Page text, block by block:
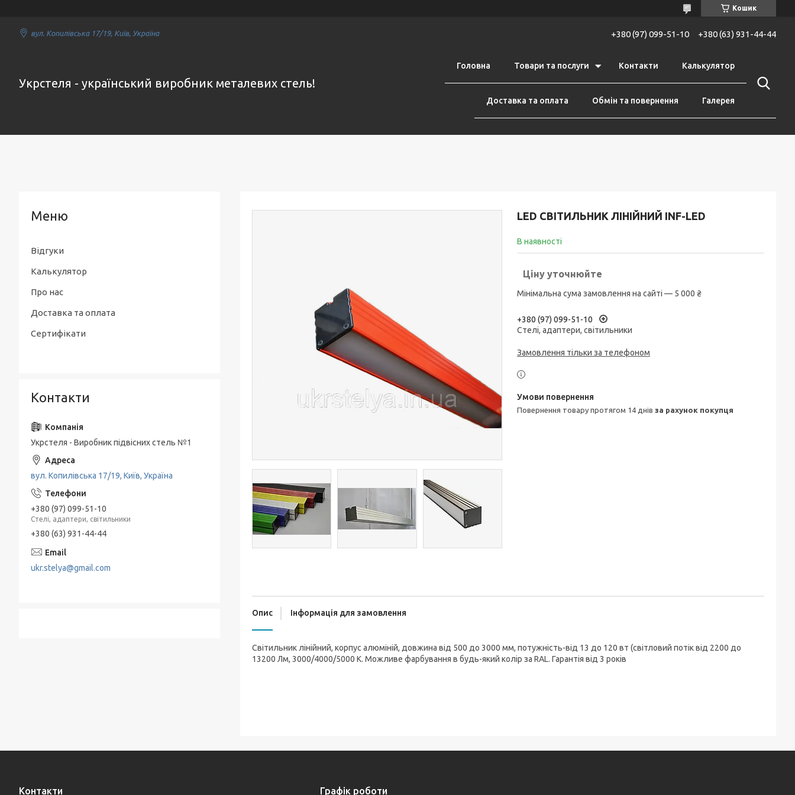
Кошик
вул. Копилівська 17/19, Київ, Україна +380 (97) 099-51-10 +380 (63) 931-44-44
Укрстеля - український виробник металевих стель!
Головна Товари та послуги Контакти Калькулятор
Доставка та оплата Обмін та повернення Галерея
LED СВІТИЛЬНИК ЛІНІЙНИЙ INF-LED
В наявності
Ціну уточнюйте
Мінімальна сума замовлення на сайті — 5 000 ₴
+380 (97) 099-51-10
Стелі, адаптери, світильники
Замовлення тільки за телефоном
повернення товару протягом 14 днів за рахунок покупця
Опис Інформація для замовлення
Світильник лінійний, корпус алюміній, довжина від 500 до 3000 мм, потужність-від 13 до 120 вт (світловий потік від 2200 до
13200 Лм, 3000/4000/5000 К. Можливе фарбування в будь-який колір за RAL. Гарантія від 3 років
Відгуки
Калькулятор
Про нас
Доставка та оплата
Сертифікати
Контакти
Укрстеля - Виробник підвісних стель №1
вул. Копилівська 17/19, Київ, Україна
+380 (97) 099-51-10
Стелі, адаптери, світильники
+380 (63) 931-44-44
ukr.stelya@gmail.com
Контакти Графік роботи